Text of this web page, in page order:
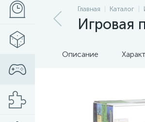
Главная Каталог
Игровая
Описание